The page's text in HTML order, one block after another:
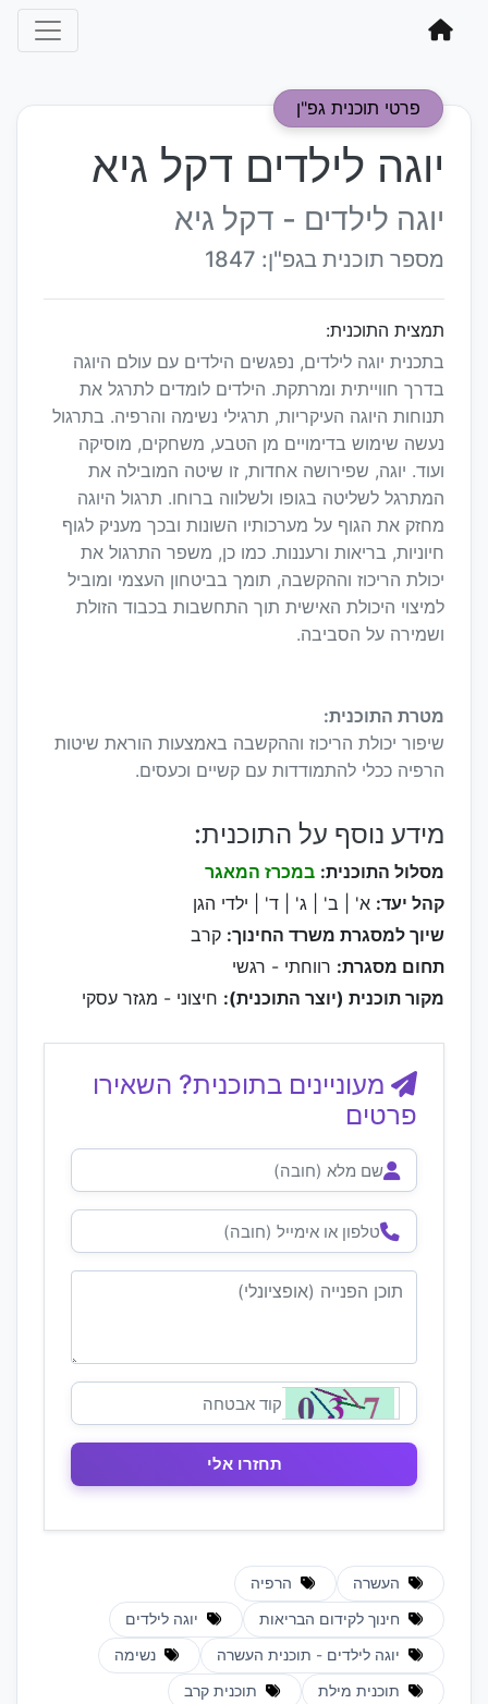
פרטי תוכנית גפ"ן
יוגה לילדים דקל גיא
יוגה לילדים - דקל גיא
מספר תוכנית בגפ"ן: 1847
תמצית התוכנית:
בתכנית יוגה לילדים, נפגשים הילדים עם עולם היוגה
בדרך חווייתית ומרתקת. הילדים לומדים לתרגל את
תנוחות היוגה העיקריות, תרגילי נשימה והרפיה. בתרגול
נעשה שימוש בדימויים מן הטבע, משחקים, מוסיקה
ועוד. יוגה, שפירושה אחדות, זו שיטה המובילה את
המתרגל לשליטה בגופו ולשלווה ברוחו. תרגול היוגה
מחזק את הגוף על מערכותיו השונות ובכך מעניק לגוף
חיוניות, בריאות ורעננות. כמו כן, משפר התרגול את
יכולת הריכוז וההקשבה, תומך בביטחון העצמי ומוביל
למיצוי היכולת האישית תוך התחשבות בכבוד הזולת
ושמירה על הסביבה.
מטרת התוכנית:
שיפור יכולת הריכוז וההקשבה באמצעות הוראת שיטות
הרפיה ככלי להתמודדות עם קשיים וכעסים.
מידע נוסף על התוכנית:
מסלול התוכנית: במכרז המאגר
קהל יעד: א' | ב' | ג' | ד' | ילדי הגן
שיוך למסגרת משרד החינוך: קרב
תחום מסגרת: רווחתי - רגשי
מקור תוכנית (יוצר התוכנית): חיצוני - מגזר עסקי
מעוניינים בתוכנית? השאירו
פרטים
העשרה הרפיה
חינוך לקידום הבריאות יוגה לילדים
יוגה לילדים - תוכנית העשרה נשימה
תוכנית מילת תוכנית קרב